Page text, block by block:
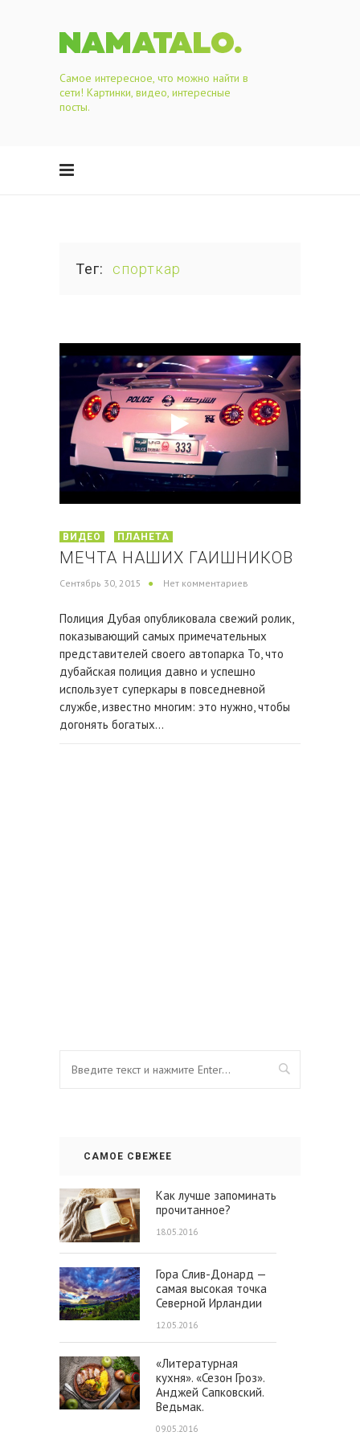
Самое интересное, что можно найти в
сети! Картинки, видео, интересные
посты.
Тег спорткар
ВИДЕО ПЛАНЕТА
МЕЧТА НАШИХ ГАИШНИКОВ
Сентябрь 30, 2015 Нет комментариев
Полиция Дубая опубликовала свежий ролик,
показывающий самых примечательных
представителей своего автопарка То, что
дубайская полиция давно и успешно
использует суперкары в повседневной
службе, известно многим: это нужно, чтобы
догонять богатых…
САМОЕ СВЕЖЕЕ
Как лучше запоминать
прочитанное?
18.05.2016
Гора Слив-Донард —
самая высокая точка
Северной Ирландии
12.05.2016
«Литературная
кухня». «Сезон Гроз».
Анджей Сапковский.
Ведьмак.
09.05.2016